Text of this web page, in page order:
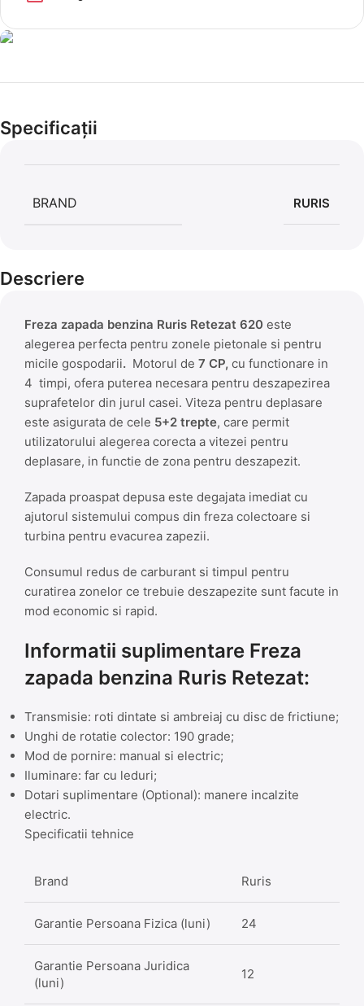
Cel mai mic preț!
56,86 LEI
Specificații
BRAND RURIS
Descriere
Freza zapada benzina Ruris Retezat 620 este
alegerea perfecta pentru zonele pietonale si pentru
micile gospodarii. Motorul de 7 CP, cu functionare in
4 timpi, ofera puterea necesara pentru deszapezirea
suprafetelor din jurul casei. Viteza pentru deplasare
este asigurata de cele 5+2 trepte, care permit
utilizatorului alegerea corecta a vitezei pentru
deplasare, in functie de zona pentru deszapezit.
Zapada proaspat depusa este degajata imediat cu
ajutorul sistemului compus din freza colectoare si
turbina pentru evacurea zapezii.
Consumul redus de carburant si timpul pentru
curatirea zonelor ce trebuie deszapezite sunt facute in
mod economic si rapid.
Informatii suplimentare Freza
zapada benzina Ruris Retezat:
Transmisie: roti dintate si ambreiaj cu disc de frictiune;
Unghi de rotatie colector: 190 grade;
Mod de pornire: manual si electric;
Iluminare: far cu leduri;
Dotari suplimentare (Optional): manere incalzite
electric.
Specificatii tehnice
Brand Ruris
Garantie Persoana Fizica (luni) 24
Garantie Persoana Juridica
(luni)
12